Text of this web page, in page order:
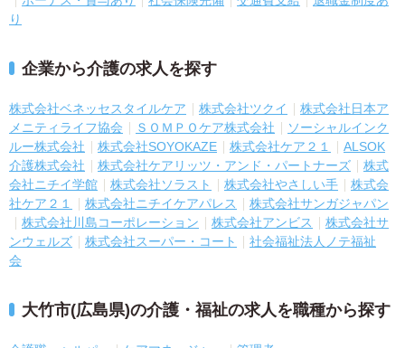
り
企業から介護の求人を探す
株式会社ベネッセスタイルケア 株式会社ツクイ
株式会社日本ア
メニティライフ協会
ＳＯＭＰＯケア株式会社
ソーシャルインク
ルー株式会社
株式会社SOYOKAZE 株式会社ケア２１
ALSOK
介護株式会社
株式会社ケアリッツ・アンド・パートナーズ
株式
会社ニチイ学館
株式会社ソラスト 株式会社やさしい手
株式会
社ケア２１
株式会社ニチイケアパレス
株式会社サンガジャパン
株式会社川島コーポレーション
株式会社アンビス
株式会社サ
ンウェルズ
株式会社スーパー・コート
社会福祉法人ノテ福祉
会
大竹市(広島県)の介護・福祉の求人を職種から探す